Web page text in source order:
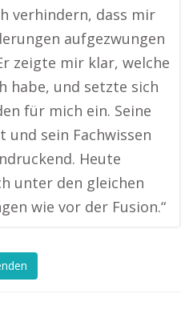
verhindern, dass mir
aufgezwungen
zeigte mir klar, welche
habe, und setzte sich
für mich ein. Seine
und sein Fachwissen
Heute
unter den gleichen
wie vor der Fusion.“